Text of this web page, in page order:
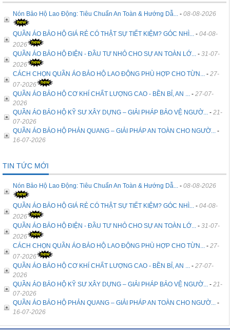
Nón Bảo Hộ Lao Động: Tiêu Chuẩn An Toàn & Hướng Dẫ... - 08-08-2026
QUẦN ÁO BẢO HỘ GIÁ RẺ CÓ THẬT SỰ TIẾT KIỆM? GÓC NHÌ... - 04-08-
2026
QUẦN ÁO BẢO HỘ ĐIỆN - ĐẦU TƯ NHỎ CHO SỰ AN TOÀN LỚ... - 31-07-
2026
CÁCH CHỌN QUẦN ÁO BẢO HỘ LAO ĐỘNG PHÙ HỢP CHO TỪN... - 27-
07-2026
QUẦN ÁO BẢO HỘ CƠ KHÍ CHẤT LƯỢNG CAO - BỀN BỈ, AN ... - 27-07-
2026
QUẦN ÁO BẢO HỘ KỸ SƯ XÂY DỰNG – GIẢI PHÁP BẢO VỆ NGƯỜ... - 21-
07-2026
QUẦN ÁO BẢO HỘ PHẢN QUANG – GIẢI PHÁP AN TOÀN CHO NGƯỜ... -
16-07-2026
TIN TỨC MỚI
Nón Bảo Hộ Lao Động: Tiêu Chuẩn An Toàn & Hướng Dẫ... - 08-08-2026
QUẦN ÁO BẢO HỘ GIÁ RẺ CÓ THẬT SỰ TIẾT KIỆM? GÓC NHÌ... - 04-08-
2026
QUẦN ÁO BẢO HỘ ĐIỆN - ĐẦU TƯ NHỎ CHO SỰ AN TOÀN LỚ... - 31-07-
2026
CÁCH CHỌN QUẦN ÁO BẢO HỘ LAO ĐỘNG PHÙ HỢP CHO TỪN... - 27-
07-2026
QUẦN ÁO BẢO HỘ CƠ KHÍ CHẤT LƯỢNG CAO - BỀN BỈ, AN ... - 27-07-
2026
QUẦN ÁO BẢO HỘ KỸ SƯ XÂY DỰNG – GIẢI PHÁP BẢO VỆ NGƯỜ... - 21-
07-2026
QUẦN ÁO BẢO HỘ PHẢN QUANG – GIẢI PHÁP AN TOÀN CHO NGƯỜ... -
16-07-2026